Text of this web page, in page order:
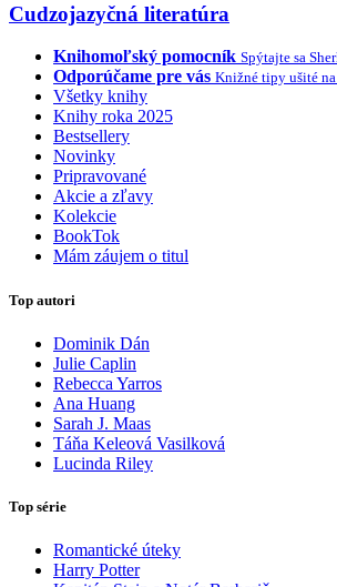
Cudzojazyčná literatúra
Knihomoľský pomocník Spýtajte sa
Odporúčame pre vás Knižné tipy ušité
Všetky knihy
Knihy roka 2025
Bestsellery
Novinky
Pripravované
Akcie a zľavy
Kolekcie
BookTok
Mám záujem o titul
Top autori
Dominik Dán
Julie Caplin
Rebecca Yarros
Ana Huang
Sarah J. Maas
Táňa Keleová Vasilková
Lucinda Riley
Top série
Romantické úteky
Harry Potter